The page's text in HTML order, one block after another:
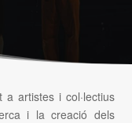
a artistes i col·lectius
i la creació dels